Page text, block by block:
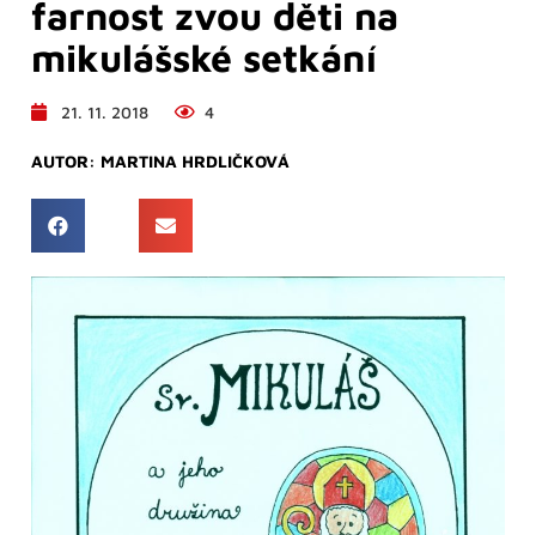
farnost zvou děti na
mikulášské setkání
21. 11. 2018 4
AUTOR: MARTINA HRDLIČKOVÁ